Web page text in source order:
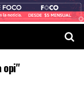
opi"